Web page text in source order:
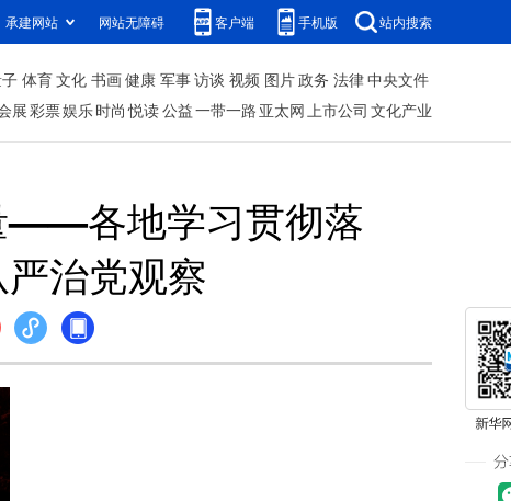
承建网站 网站无障碍 客户端 手机版 站内搜索
体育文化 书画健康 军事访谈 视频 图片政务 法律中央文件
展彩票娱乐时尚 悦读公益一带一路 亚太网上市公司 文化产业
——各地学习贯彻落
治党观察